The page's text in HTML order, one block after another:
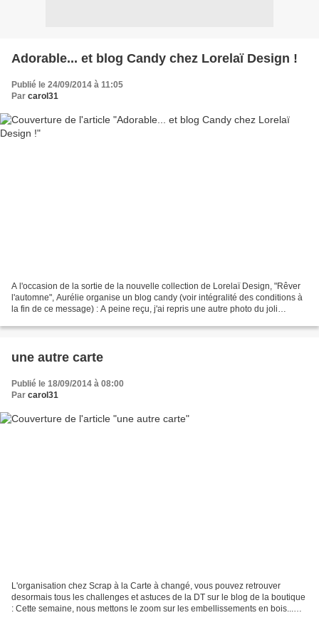
Adorable... et blog Candy chez Lorelaï Design !
Publié le 24/09/2014 à 11:05
Par carol31
A l'occasion de la sortie de la nouvelle collection de Lorelaï Design, "Rêver
l'automne", Aurélie organise un blog candy (voir intégralité des conditions à
la fin de ce message) : A peine reçu, j'ai repris une autre photo du joli
une autre carte
Publié le 18/09/2014 à 08:00
Par carol31
L'organisation chez Scrap à la Carte à changé, vous pouvez retrouver
desormais tous les challenges et astuces de la DT sur le blog de la boutique
: Cette semaine, nous mettons le zoom sur les embellissements en bois...